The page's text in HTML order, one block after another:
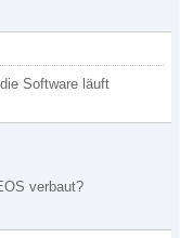
Software läuft
verbaut?